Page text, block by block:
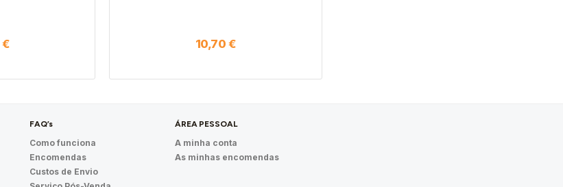
€ 10,70 €
FAQ’s
Como funciona
Encomendas
Custos de Envio
ÁREA PESSOAL
A minha conta
As minhas encomendas